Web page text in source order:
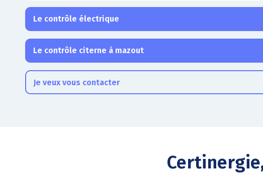
Le contrôle électrique
Le contrôle citerne à mazout
Je veux vous contacter